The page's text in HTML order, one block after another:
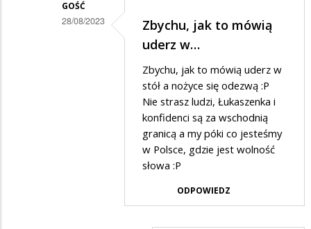
GOŚĆ
28/08/2023
Zbychu, jak to mówią
uderz w…
Zbychu, jak to mówią uderz w
stół a nożyce się odezwą :P
Nie strasz ludzi, Łukaszenka i
konfidenci są za wschodnią
granicą a my póki co jesteśmy
w Polsce, gdzie jest wolność
słowa :P
ODPOWIEDZ